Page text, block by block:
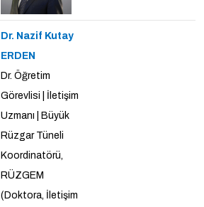
Dr. Nazif Kutay
ERDEN
Dr. Öğretim
Görevlisi | İletişim
Uzmanı | Büyük
Rüzgar Tüneli
Koordinatörü,
RÜZGEM
(Doktora, İletişim